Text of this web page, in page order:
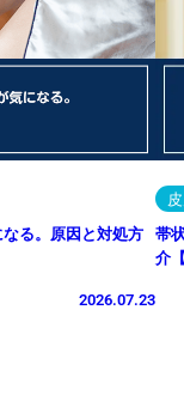
る。原因と対処方
2026.07.23
帯
介